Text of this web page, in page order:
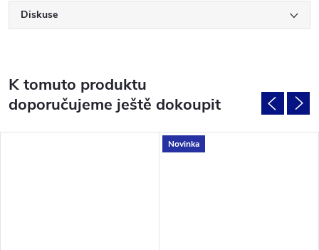
Diskuse
K tomuto produktu
doporučujeme ještě dokoupit
Novinka